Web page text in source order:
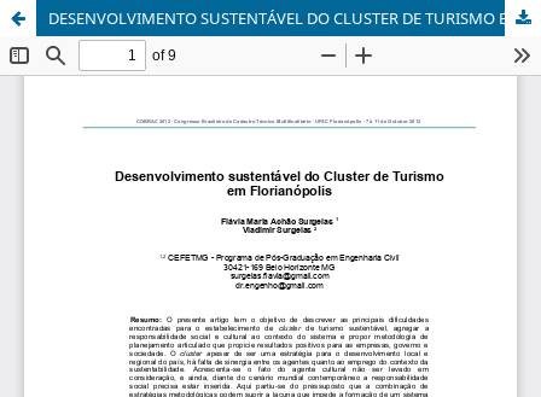
DESENVOLVIMENTO SUSTENTÁVEL DO CLUSTER DE TURISMO EM FLORIANÓPOLIS